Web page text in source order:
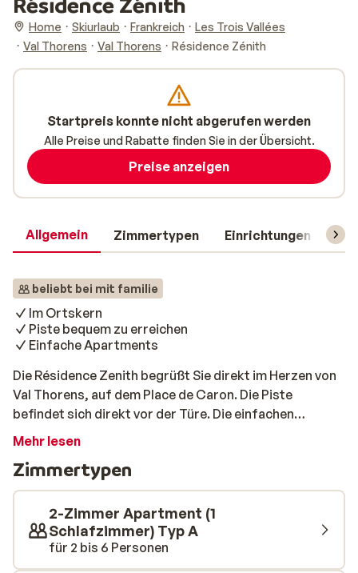
Home Skiurlaub Frankreich
Les Trois Vallées
Val Thorens
Val Thorens Résidence Zénith
Allgemein Zimmertypen Einrichtungen
beliebt bei mit familie
Im Ortskern
Piste bequem zu erreichen
Einfache Apartments
Die Résidence Zenith begrüßt Sie direkt im Herzen von
Val Thorens, auf dem Place de Caron. Die Piste
befindet sich direkt vor der Türe. Die einfachen
Apartments eignen sich für alle, die auf der Suche nach
Komfort legen. Tagsüber befindet man sich sowieso
auf Entdeckungsreise durch das einzigartige Skigebiet
und den Abend kann man in einer der vielen Bars beim
Après-Ski ausklingen lassen.
Mehr lesen
Zimmertypen
2-Zimmer Apartment (1
Schlafzimmer) Typ A
für 2 bis 6 Personen
Startpreis konnte nicht abgerufen werden
Alle Preise und Rabatte finden Sie in der Übersicht.
Preise anzeigen